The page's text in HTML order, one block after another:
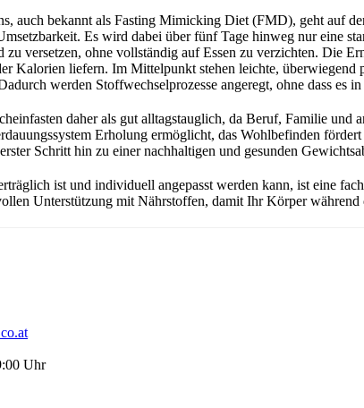
auch bekannt als Fasting Mimicking Diet (FMD), geht auf
Es wird dabei über fünf Tage hinweg nur eine
zu versetzen, ohne vollständig auf Essen zu verzichten. Die
Kalorien liefern. Im Mittelpunkt stehen leichte,
werden Stoffwechselprozesse angeregt, ohne dass es
daher als gut alltagstauglich, da Beruf, Familie
Erholung ermöglicht, das Wohlbefinden
Schritt hin zu einer nachhaltigen und gesunden
ist und individuell angepasst werden kann, ist eine
Unterstützung mit Nährstoffen, damit Ihr Körper
Uhr